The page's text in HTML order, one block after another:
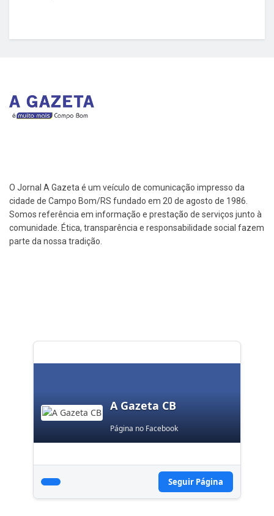
O Jornal A Gazeta é um veículo de comunicação impresso da
cidade de Campo Bom/RS fundado em 20 de agosto de 1986.
Somos referência em informação e prestação de serviços junto à
comunidade. Ética, transparência e responsabilidade social fazem
parte da nossa tradição.
A Gazeta CB
Página no Facebook
Seguir Página